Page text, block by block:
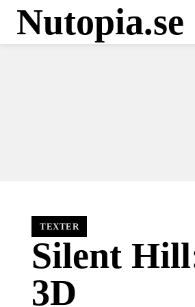
Nutopia.se
TEXTER
Silent
3D